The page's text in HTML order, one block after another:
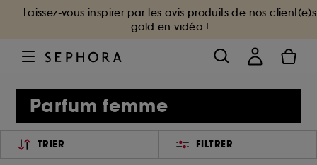
Laissez-vous inspirer par les avis produits de nos client(e)s
gold en vidéo !
Parfum femme
TRIER FILTRER